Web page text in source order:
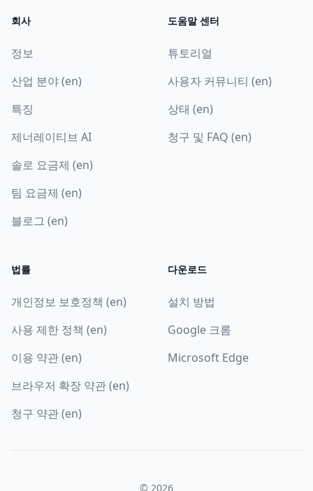
회사
정보
산업 분야 (en)
특징
제너레이티브 AI
솔로 요금제 (en)
팀 요금제 (en)
블로그 (en)
도움말 센터
튜토리얼
사용자 커뮤니티 (en)
상태 (en)
청구 및 FAQ (en)
법률
개인정보 보호정책 (en)
사용 제한 정책 (en)
이용 약관 (en)
브라우저 확장 약관 (en)
청구 약관 (en)
다운로드
설치 방법
Google 크롬
Microsoft Edge
© 2026